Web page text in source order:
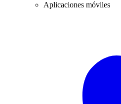
Aplicaciones móviles